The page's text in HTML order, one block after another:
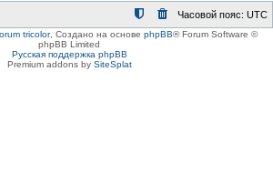
Часовой пояс: UTC
tricolor, Создано на основе phpBB® Forum Software ©
phpBB Limited
Русская поддержка phpBB
Premium addons by SiteSplat